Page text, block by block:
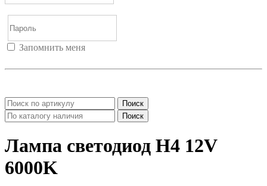
Запомнить меня
Поиск
Поиск
Лампа светодиод H4 12V
6000K